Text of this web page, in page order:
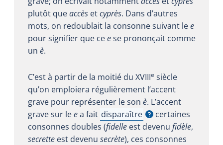
plutôt queaccès etcyprès. Dans d’autres
mots, on redoublait la consonne suivant lee
pour signifier que ceese prononçait comme
un è.
C’est à partir de la moitié du XVIIIe siècle
qu’on emploiera régulièrement l’accent
grave pour représenter le son è. L’accent
grave sur leea fait disparaître
Afficher l'infobullecertaines
consonnes doubles (fidelle est devenu fidèle,
secrette est devenu secrète), ces consonnes